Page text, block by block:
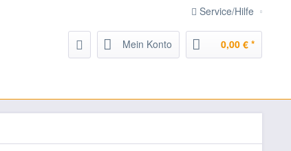
Service/Hilfe
Mein Konto 0,00 € *